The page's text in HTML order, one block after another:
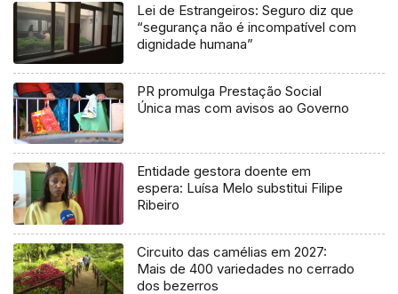
Lei de Estrangeiros: Seguro diz que
“segurança não é incompatível com
dignidade humana”
PR promulga Prestação Social
Única mas com avisos ao Governo
Entidade gestora doente em
espera: Luísa Melo substitui Filipe
Ribeiro
Circuito das camélias em 2027:
Mais de 400 variedades no cerrado
dos bezerros